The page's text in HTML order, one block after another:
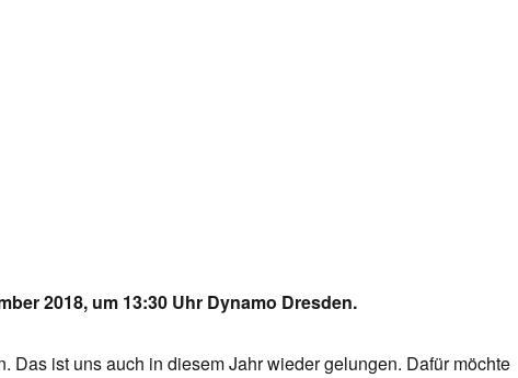
2018, um 13:30 Uhr Dynamo Dresden.
Das ist uns auch in diesem Jahr wieder gelungen. Dafür möchte